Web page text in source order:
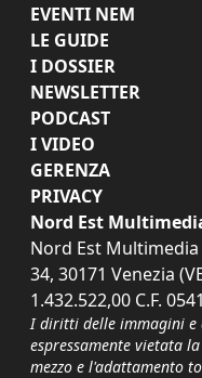
EVENTI NEM
LE GUIDE
I DOSSIER
NEWSLETTER
PODCAST
I VIDEO
GERENZA
PRIVACY
Nord Est
Nord Est Multimedia
34, 30171 Venezia
1.432.522,00 C.F.
I diritti delle immagini e
espressamente vietata
mezzo e l'adattamento